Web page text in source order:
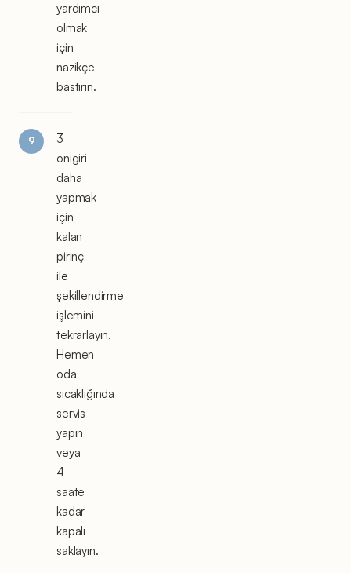
yardımcı
olmak
için
nazikçe
bastırın.
3
onigiri
daha
yapmak
için
kalan
pirinç
ile
şekillendirme
işlemini
tekrarlayın.
Hemen
oda
sıcaklığında
servis
yapın
veya
4
saate
kadar
kapalı
saklayın.